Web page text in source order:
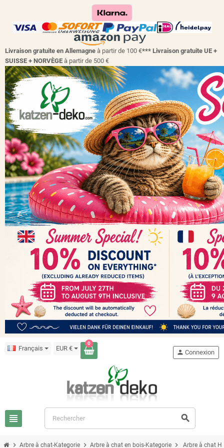
Livraison gratuite en Allemagne à partir de 100 €*** Livraison gratuite UE +
SUISSE + NORVÈGE à partir de 500 €
Français EUR €
0
view_headline search
person Connexion
chevron_right Arbre à chat-Kategorie chevron_right Arbre à chat en bois-Kategorie chevron_right Arbre à chat